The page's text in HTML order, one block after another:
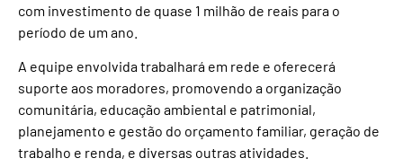
com investimento de quase 1 milhão de reais para o
período de um ano.
A equipe envolvida trabalhará em rede e oferecerá
suporte aos moradores, promovendo a organização
comunitária, educação ambiental e patrimonial,
planejamento e gestão do orçamento familiar, geração de
trabalho e renda, e diversas outras atividades.